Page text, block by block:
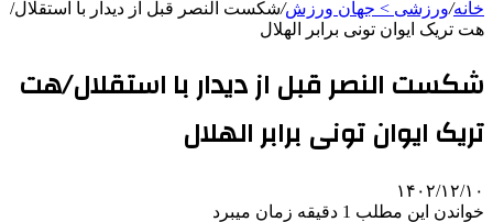
خانه/ورزشی > جهان ورزش/شکست النصر قبل از دیدار با استقلال/
هت تریک ایوان تونی برابر الهلال
شکست النصر قبل از دیدار با استقلال/هت
تریک ایوان تونی برابر الهلال
۱۴۰۲/۱۲/۱۰
خواندن این مطلب 1 دقیقه زمان میبرد